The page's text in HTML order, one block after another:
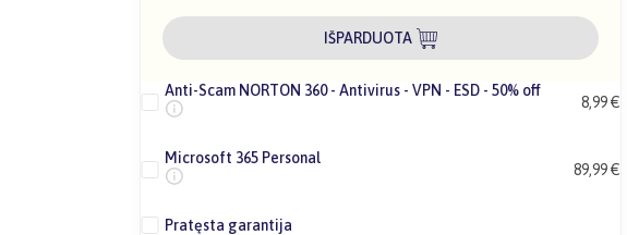
IŠPARDUOTA
Anti-Scam NORTON 360 - Antivirus - VPN - ESD - 50% off
8,99 €
Microsoft 365 Personal
89,99 €
Pratęsta garantija